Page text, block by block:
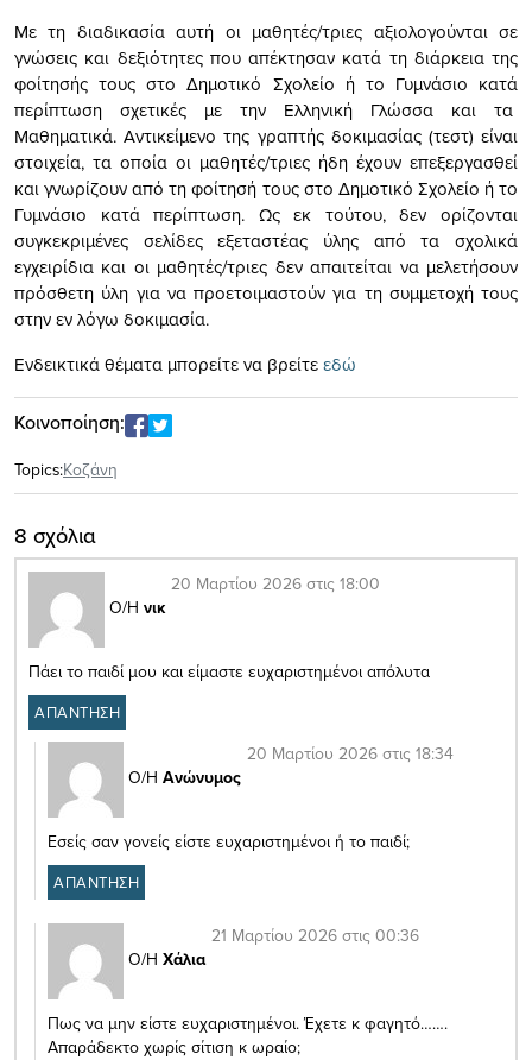
Με τη διαδικασία αυτή οι μαθητές/τριες αξιολογούνται σε
γνώσεις και δεξιότητες που απέκτησαν κατά τη διάρκεια της
φοίτησής τους στο Δημοτικό Σχολείο ή το Γυμνάσιο κατά
περίπτωση σχετικές με την Ελληνική Γλώσσα και τα
Μαθηματικά. Αντικείμενο της γραπτής δοκιμασίας (τεστ) είναι
στοιχεία, τα οποία οι μαθητές/τριες ήδη έχουν επεξεργασθεί
και γνωρίζουν από τη φοίτησή τους στο Δημοτικό Σχολείο ή το
Γυμνάσιο κατά περίπτωση. Ως εκ τούτου, δεν ορίζονται
συγκεκριμένες σελίδες εξεταστέας ύλης από τα σχολικά
εγχειρίδια και οι μαθητές/τριες δεν απαιτείται να μελετήσουν
πρόσθετη ύλη για να προετοιμαστούν για τη συμμετοχή τους
στην εν λόγω δοκιμασία.
Ενδεικτικά θέματα μπορείτε να βρείτεεδώ
Κοινοποίηση:
Topics:Κοζάνη
8 σχόλια
Ο/Η νικ
20 Μαρτίου 2026 στις 18:00
Πάει το παιδί μου και είμαστε ευχαριστημένοι απόλυτα
ΑΠΑΝΤΗΣΗ
Ο/Η Ανώνυμος
20 Μαρτίου 2026 στις 18:34
Εσείς σαν γονείς είστε ευχαριστημένοι ή το παιδί;
ΑΠΑΝΤΗΣΗ
Ο/Η Χάλια
21 Μαρτίου 2026 στις 00:36
Πως να μην είστε ευχαριστημένοι. Έχετε κ φαγητό…….
Απαράδεκτο χωρίς σίτιση κ ωραίο;